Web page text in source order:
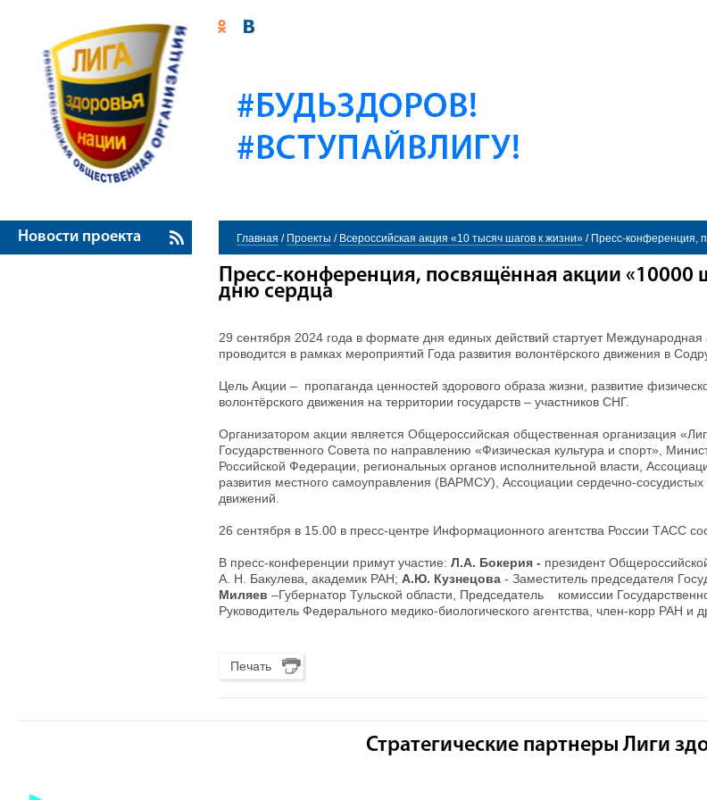
Новости проекта Главная / Проекты / Всероссийская акция «10 тысяч шагов к жизни» / Пресс-конференция,
Пресс-конференция, посвящённая акции
дню сердца
29 сентября 2024 года в формате дня единых действий стартует
проводится в рамках мероприятий Года развития волонтёрского движения в
Цель Акции – пропаганда ценностей здорового образа жизни, развитие
волонтёрского движения на территории государств – участников СНГ.
Организатором акции является Общероссийская общественная организация
Государственного Совета по направлению «Физическая культура и спорт»,
Российской Федерации, региональных органов исполнительной власти,
развития местного самоуправления (ВАРМСУ), Ассоциации сердечно-
движений.
26 сентября в 15.00 в пресс-центре Информационного агентства России ТАСС
В пресс-конференции примут участие: Л.А. Бокерия - президент
А. Н. Бакулева, академик РАН; А.Ю. Кузнецова - Заместитель председателя
Миляев –Губернатор Тульской области, Председатель комиссии
Руководитель Федерального медико-биологического агентства, член-корр РАН и
Печать
Стратегические партнеры Лиги